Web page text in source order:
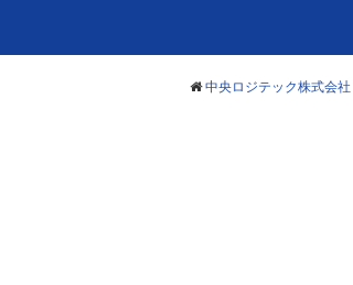
中央ロジテック株式会社